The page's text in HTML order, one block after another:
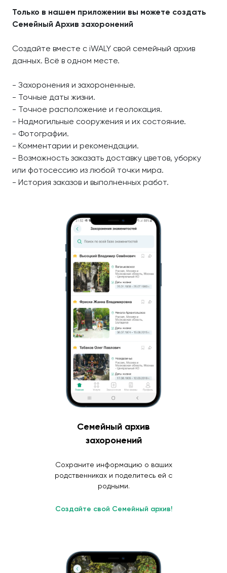
Только в нашем приложении вы можете создать
Семейный Архив захоронений
Создайте вместе с iWALY свой семейный архив
данных. Всё в одном месте.
- Захоронения и захороненные.
- Точные даты жизни.
- Точное расположение и геолокация.
- Надмогильные сооружения и их состояние.
- Фотографии.
- Комментарии и рекомендации.
- Возможность заказать доставку цветов, уборку
или фотосессию из любой точки мира.
- История заказов и выполненных работ.
Семейный архив
захоронений
Сохраните информацию о ваших
родственниках и поделитесь ей с
родными.
Создайте свой Семейный архив!